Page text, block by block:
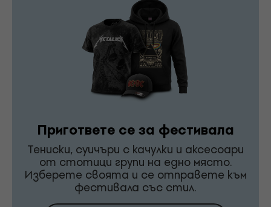
Пригответе се за фестивала
Тениски, суичъри с качулки и аксесоари
от стотици групи на едно място.
Изберете своята и се отправете към
фестивала със стил.